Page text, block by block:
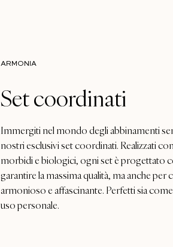
ARMONIA
Set coordinati
Immergiti nel mondo degli abbinamenti
nostri esclusivi set coordinati. Realizzati
morbidi e biologici, ogni set è progettato
garantire la massima qualità, ma anche per
armonioso e affascinante. Perfetti sia
uso personale.